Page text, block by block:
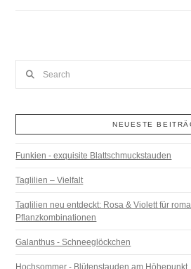
NEUESTE
Funkien - exquisite Blattschmuckstauden
Taglilien – Vielfalt
Taglilien neu entdeckt: Rosa & Violett für
Pflanzkombinationen
Galanthus - Schneeglöckchen